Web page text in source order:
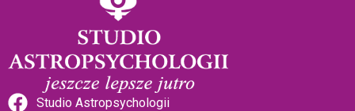
Studio Astropsychologii